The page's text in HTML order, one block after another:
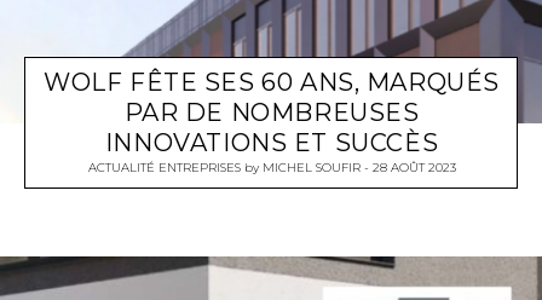
WOLF FÊTE SES 60 ANS, MARQUÉS
PAR DE NOMBREUSES
INNOVATIONS ET SUCCÈS
ACTUALITÉ ENTREPRISESby MICHEL SOUFIR 28 AOÛT 2023